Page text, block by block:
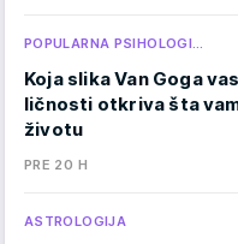
POPULARNA PSIHOLOGI…
Koja slika Van Goga
ličnosti otkriva šta
životu
PRE 20 H
ASTROLOGIJA